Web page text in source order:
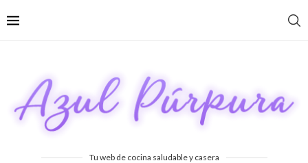
Tu web de cocina saludable y casera